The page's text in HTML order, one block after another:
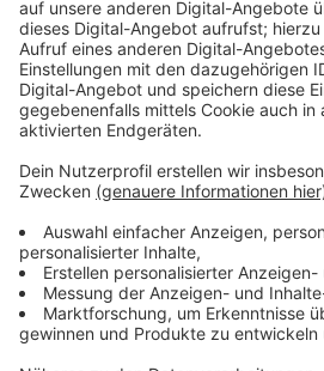
Anzeige
Polizei ermittelt weiter
Anzeige
politisches Motiv nicht aus.
legten Brandsätze die Strecke
und Duisburg lahm. Ein
damals auf eine linksextreme